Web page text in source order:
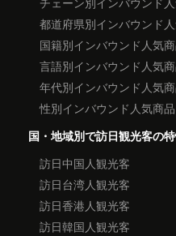
都道府県別インバウンド
国籍別インバウンド人気
言語別インバウンド人気
年代別インバウンド人気
性別インバウンド人気商
国・地域別で訪日観光客の
訪日中国人観光客
訪日台湾人観光客
訪日香港人観光客
訪日韓国人観光客